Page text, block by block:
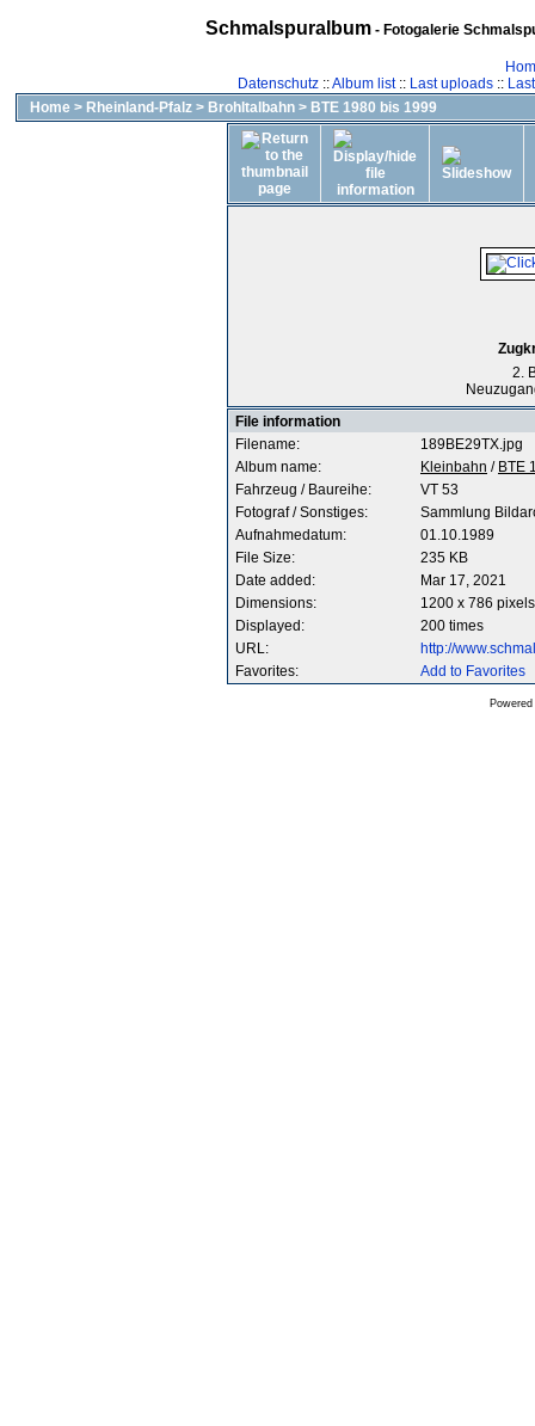
Schmalspuralbum- Fotogalerie
Datenschutz::Album list:: Last uploads::
Home > Rheinland-Pfalz > Brohltalbahn > BTE 1980 bis 1999
2.
File information
Filename:
189BE29TX.jpg
Album name:
Kleinbahn / BTE
Fahrzeug / Baureihe:
VT 53
Fotograf / Sonstiges:
Sammlung
Aufnahmedatum:
01.10.1989
File Size:
235 KB
Date added:
Mar 17, 2021
Dimensions:
1200 x 786 pixels
Displayed:
200 times
URL:
http://
Favorites:
Add to Favorites